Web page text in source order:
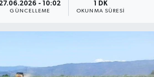
- 10:02
GÜNCELLEME
1 DK
OKUNMA SÜRESI